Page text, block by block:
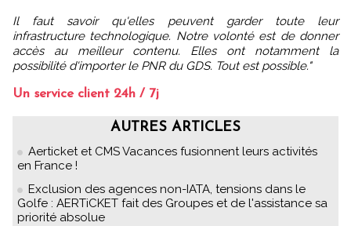
Il faut savoir qu'elles peuvent garder toute leur
infrastructure technologique. Notre volonté est de donner
accès au meilleur contenu. Elles ont notamment la
possibilité d'importer le PNR du GDS. Tout est possible."
Un service client 24h / 7j
AUTRES ARTICLES
Aerticket et CMS Vacances fusionnent leurs activités
en France !
Exclusion des agences non-IATA, tensions dans le
Golfe : AERTiCKET fait des Groupes et de l'assistance sa
priorité absolue